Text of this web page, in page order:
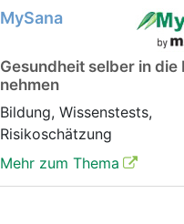
MySana
Gesundheit selber in die
nehmen
Bildung, Wissenstests,
Risikoschätzung
Mehr zum Thema